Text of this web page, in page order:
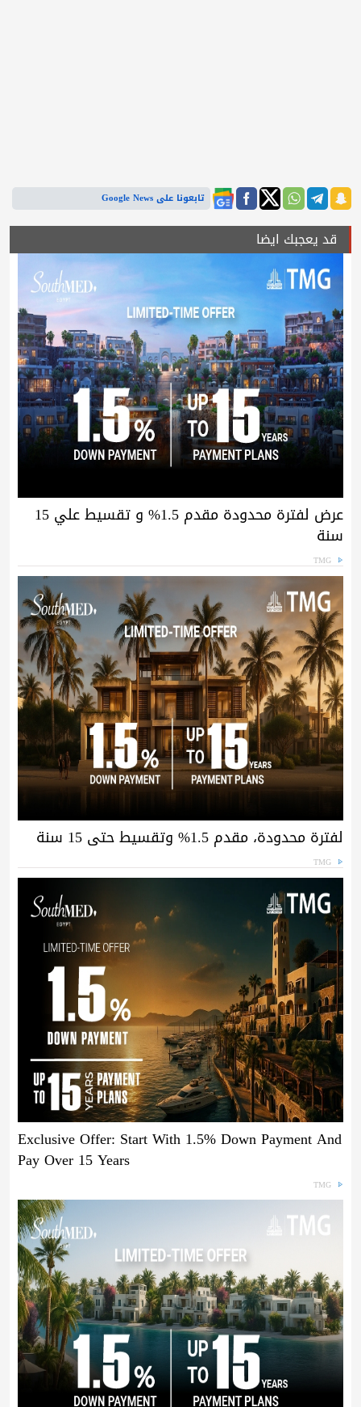
تابعونا على Google News
قد يعجبك ايضا
عرض لفترة محدودة مقدم 1.5% و تقسيط علي 15
سنة
TMG
لفترة محدودة، مقدم 1.5% وتقسيط حتى 15 سنة
TMG
Exclusive Offer: Start With 1.5% Down Payment And
Pay Over 15 Years
TMG